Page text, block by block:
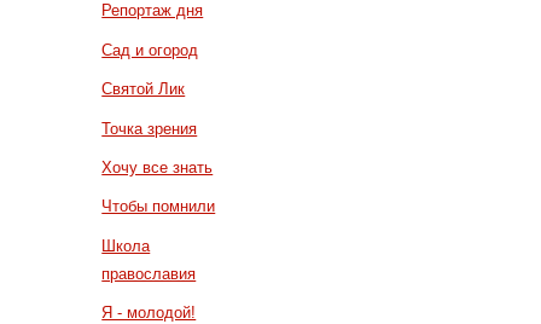
Репортаж дня
Сад и огород
Святой Лик
Точка зрения
Хочу все знать
Чтобы помнили
Школа
православия
Я - молодой!